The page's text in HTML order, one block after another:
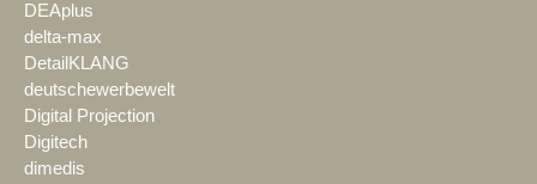
DEAplus
delta-max
DetailKLANG
deutschewerbewelt
Digital Projection
Digitech
dimedis